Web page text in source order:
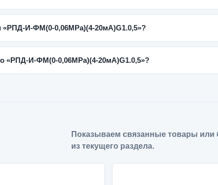
«РПД-И-ФМ(0-0,06MPa)(4-20мА)G1.0,5»?
«РПД-И-ФМ(0-0,06MPa)(4-20мА)G1.0,5»?
Показываем связанные товары или
из текущего раздела.